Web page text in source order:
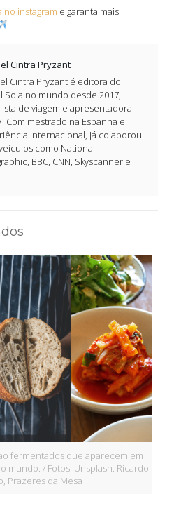
no instagram e garanta mais
Cintra Pryzant
Cintra Pryzant é editora do
Sola no mundo desde 2017,
de viagem e apresentadora
Com mestrado na Espanha e
internacional, já colaborou
como National
BBC, CNN, Skyscanner e
fermentados que aparecem em
mundo. / Fotos: Unsplash. Ricardo
Prazeres da Mesa